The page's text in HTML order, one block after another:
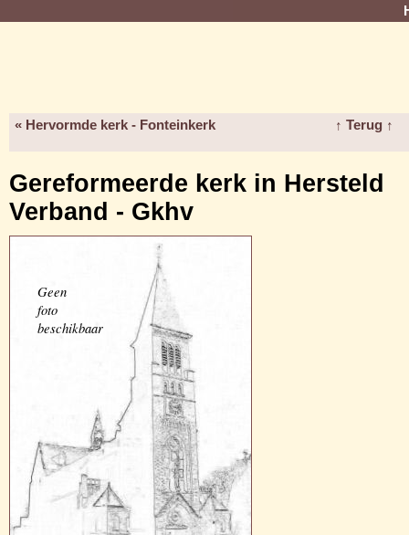
« Hervormde kerk - Fonteinkerk ↑ Terug ↑
Gereformeerde kerk in Hersteld
Verband - Gkhv
Geen
foto
beschikbaar